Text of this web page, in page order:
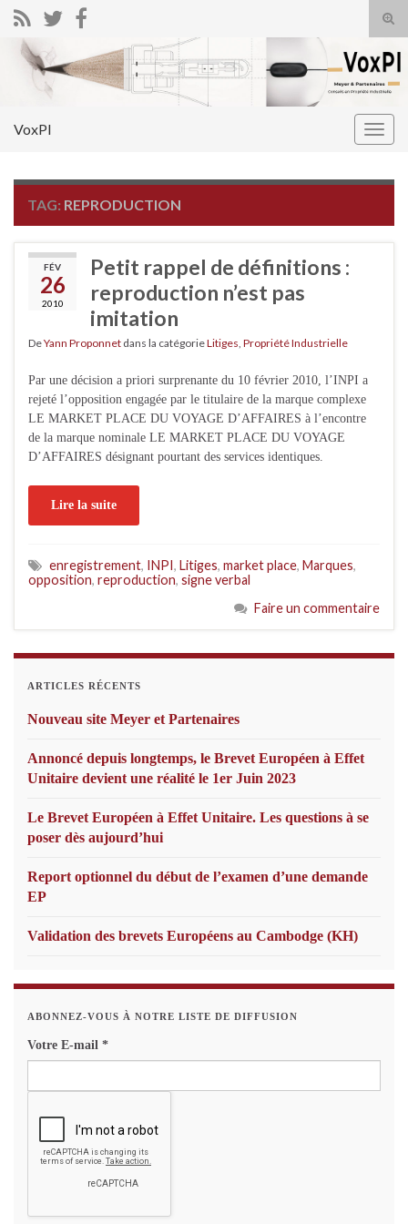
Search for:
VoxPI
TAG: REPRODUCTION
FÉV
26
2010
Petit rappel de définitions :
reproduction n’est pas
imitation
DeYann Proponnet dans la catégorieLitiges Propriété Industrielle
Par une décision a priori surprenante du 10 février 2010, l’INPI a
rejeté l’opposition engagée par le titulaire de la marque complexe
LE MARKET PLACE DU VOYAGE D’AFFAIRES à l’encontre
de la marque nominale LE MARKET PLACE DU VOYAGE
D’AFFAIRES désignant pourtant des services identiques.
Lire la suite
enregistrement, INPI, Litiges, market place, Marques,
opposition, reproduction, signe verbal
Faire un commentaire
ARTICLES RÉCENTS
Nouveau site Meyer et Partenaires
Annoncé depuis longtemps, le Brevet Européen à Effet
Unitaire devient une réalité le 1er Juin 2023
Le Brevet Européen à Effet Unitaire. Les questions à se
poser dès aujourd’hui
Report optionnel du début de l’examen d’une demande
EP
Validation des brevets Européens au Cambodge (KH)
ABONNEZ-VOUS À NOTRE LISTE DE DIFFUSION
Votre E-mail *